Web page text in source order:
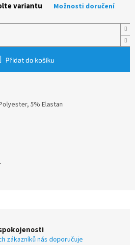
variantu Možnosti doručení
Přidat do košíku
5% Elastan
zákazníků nás doporučuje